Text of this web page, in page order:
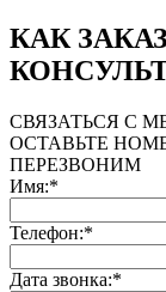
КАК
СВЯЗАТЬСЯ С
ОСТАВЬТЕ
ПЕРЕЗВОНИМ
Имя:*
Телефон:*
Дата звонка:*